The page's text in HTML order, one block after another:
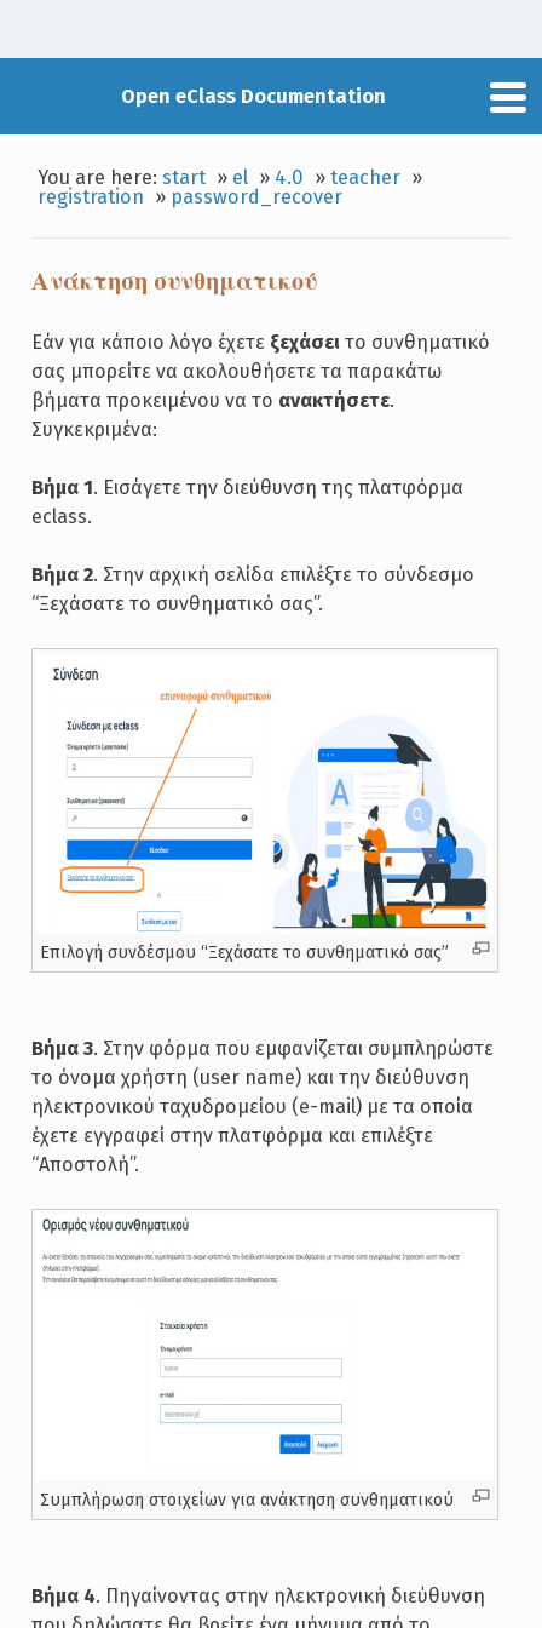
Open eClass Documentation
You are here:start » el » 4.0 »teacher »
registration » password_recover
Ανάκτηση συνθηματικού
Εάν για κάποιο λόγο έχετε ξεχάσειτο συνθηματικό
σας μπορείτε να ακολουθήσετε τα παρακάτω
βήματα προκειμένου να το ανακτήσετε.
Συγκεκριμένα:
Βήμα 1. Εισάγετε την διεύθυνση της πλατφόρμα
eclass.
Βήμα 2. Στην αρχική σελίδα επιλέξτε το σύνδεσμο
“Ξεχάσατε το συνθηματικό σας”.
Επιλογή συνδέσμου “Ξεχάσατε το συνθηματικό σας”
Βήμα 3. Στην φόρμα που εμφανίζεται συμπληρώστε
το όνομα χρήστη (user name) και την διεύθυνση
ηλεκτρονικού ταχυδρομείου (e-mail) με τα οποία
έχετε εγγραφεί στην πλατφόρμα και επιλέξτε
“Αποστολή”.
Συμπλήρωση στοιχείων για ανάκτηση συνθηματικού
Βήμα 4. Πηγαίνοντας στην ηλεκτρονική διεύθυνση